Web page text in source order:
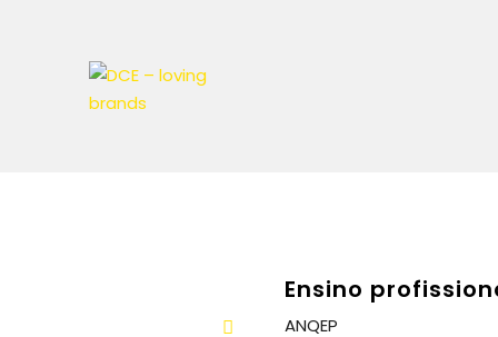
Ensino
ANQEP